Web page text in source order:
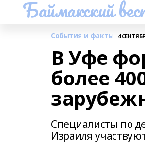
Баймакский
События и факты 4
В Уфе
более
Специалисты по
Израиля